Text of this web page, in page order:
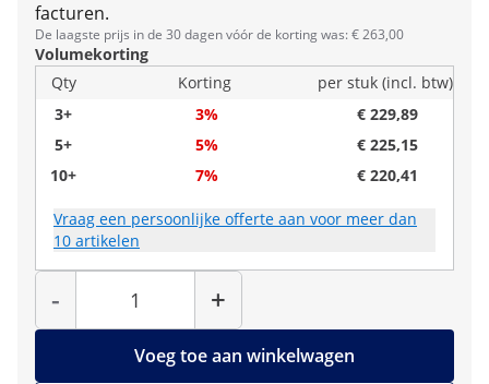
facturen.
De laagste prijs in de 30 dagen vóór de korting was: € 263,00
Volumekorting
Qty
Korting
per stuk (incl. btw)
3+
3%
€ 229,89
5+
5%
€ 225,15
10+
7% € 220,41
Vraag een persoonlijke offerte aan voor meer dan
10 artikelen
-
Hoeveelheid
+
Voeg toe aan winkelwagen